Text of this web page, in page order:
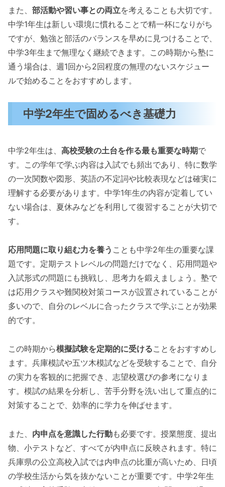
また、 部活動や習い事との両立を考えることも大切です。
中学1年生は新しい環境に慣れることで精一杯になりがち
ですが、勉強と部活のバランスを早めに見つけることで、
中学3年生まで無理なく継続できます。この時期から塾に
通う場合は、週1回から2回程度の無理のないスケジュー
ルで始めることをおすすめします。
中学2年生で固めるべき基礎力
中学2年生は、 高校受験の土台を作る最も重要な時期で
す。この学年で学ぶ内容は入試でも頻出であり、特に数学
の一次関数や図形、英語の不定詞や比較表現などは確実に
理解する必要があります。中学1年生の内容が定着してい
ない場合は、夏休みなどを利用して復習することが大切で
す。
応用問題に取り組む力を養う ことも中学2年生の重要な課
題です。定期テストレベルの問題だけでなく、応用問題や
入試形式の問題にも挑戦し、思考力を鍛えましょう。塾で
は応用クラスや難関校対策コースが設置されていることが
多いので、自分のレベルに合ったクラスで学ぶことが効果
的です。
この時期から模擬試験を定期的に受けることをおすすめし
ます。兵庫模試や五ツ木模試などを受験することで、自分
の実力を客観的に把握でき、志望校選びの参考になりま
す。模試の結果を分析し、苦手分野を洗い出して重点的に
対策することで、効率的に学力を伸ばせます。
また、 内申点を意識した行動も必要です。授業態度、提出
物、小テストなど、すべてが内申点に反映されます。特に
兵庫県の公立高校入試では内申点の比重が高いため、日頃
の学校生活から気を抜かないことが重要です。中学2年生